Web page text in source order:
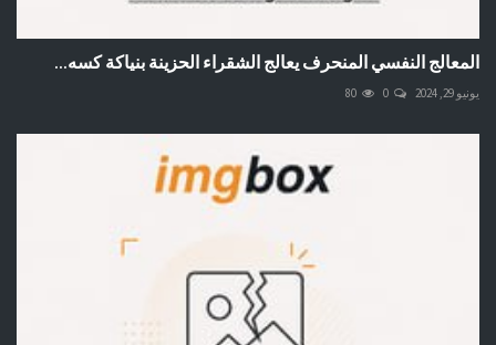
المعالج النفسي المنحرف يعالج الشقراء الحزينة بنياكة كسه...
يونيو 29, 2024 0
80